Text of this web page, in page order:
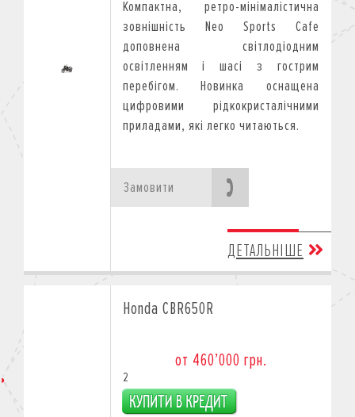
Компактна, ретро-мінімалістична
зовнішність Neo Sports Cafe
доповнена світлодіодним
освітленням і шасі з гострим
перебігом. Новинка оснащена
цифровими рідкокристалічними
приладами, які легко читаються.
Замовити
ДЕТАЛЬНІШЕ
Honda CBR650R
от 460’000 грн.
2